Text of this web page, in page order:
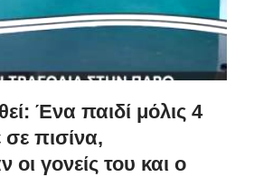
Ένα παιδί μόλις 4
πισίνα,
γονείς του και ο